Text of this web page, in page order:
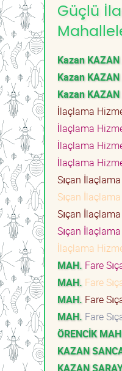
Güçlü
Kazan
Kazan
Kazan
İlaçlama
İlaçlama
İlaçlama
İlaçlama
Sıçan
Sıçan
Sıçan
Sıçan
İlaçlama
MAH. Fare
MAH. Fare
MAH. Fare
MAH. Fare
ÖRENCİK
KAZAN
KAZAN